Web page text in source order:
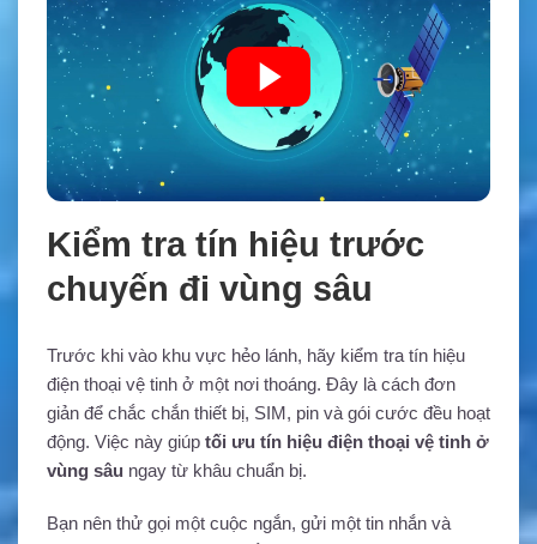
Kiểm tra tín hiệu trước
chuyến đi vùng sâu
Trước khi vào khu vực hẻo lánh, hãy kiểm tra tín hiệu
điện thoại vệ tinh ở một nơi thoáng. Đây là cách đơn
giản để chắc chắn thiết bị, SIM, pin và gói cước đều hoạt
động. Việc này giúp tối ưu tín hiệu điện thoại vệ tinh ở
vùng sâu ngay từ khâu chuẩn bị.
Bạn nên thử gọi một cuộc ngắn, gửi một tin nhắn và